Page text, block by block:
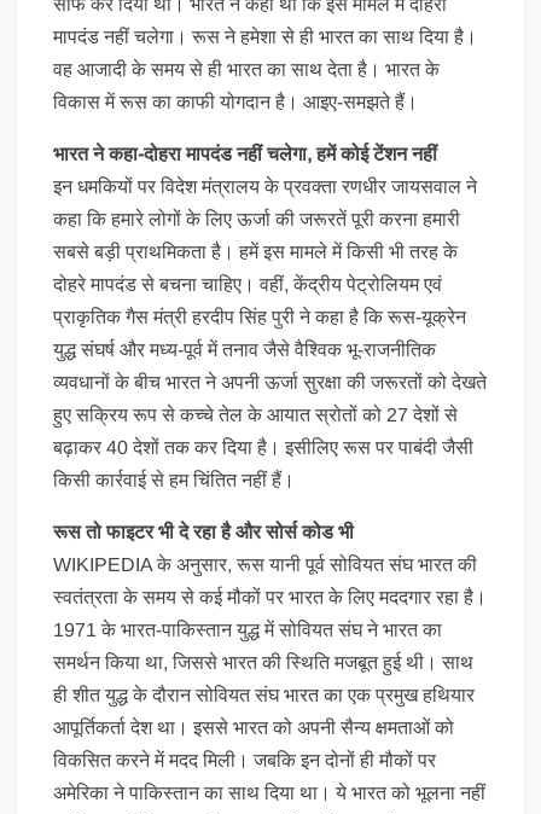
साफ कर दिया था। भारत ने कहा था कि इस मामले में दोहरा
मापदंड नहीं चलेगा। रूस ने हमेशा से ही भारत का साथ दिया है।
वह आजादी के समय से ही भारत का साथ देता है। भारत के
विकास में रूस का काफी योगदान है। आइए-समझते हैं।
भारत ने कहा-दोहरा मापदंड नहीं चलेगा, हमें कोई टेंशन नहीं
इन धमकियों पर विदेश मंत्रालय के प्रवक्ता रणधीर जायसवाल ने
कहा कि हमारे लोगों के लिए ऊर्जा की जरूरतें पूरी करना हमारी
सबसे बड़ी प्राथमिकता है। हमें इस मामले में किसी भी तरह के
दोहरे मापदंड से बचना चाहिए। वहीं, केंद्रीय पेट्रोलियम एवं
प्राकृतिक गैस मंत्री हरदीप सिंह पुरी ने कहा है कि रूस-यूक्रेन
युद्ध संघर्ष और मध्य-पूर्व में तनाव जैसे वैश्विक भू-राजनीतिक
व्यवधानों के बीच भारत ने अपनी ऊर्जा सुरक्षा की जरूरतों को देखते
हुए सक्रिय रूप से कच्चे तेल के आयात स्रोतों को 27 देशों से
बढ़ाकर 40 देशों तक कर दिया है। इसीलिए रूस पर पाबंदी जैसी
किसी कार्रवाई से हम चिंतित नहीं हैं।
रूस तो फाइटर भी दे रहा है और सोर्स कोड भी
WIKIPEDIA के अनुसार, रूस यानी पूर्व सोवियत संघ भारत की
स्वतंत्रता के समय से कई मौकों पर भारत के लिए मददगार रहा है।
1971 के भारत-पाकिस्तान युद्ध में सोवियत संघ ने भारत का
समर्थन किया था, जिससे भारत की स्थिति मजबूत हुई थी। साथ
ही शीत युद्ध के दौरान सोवियत संघ भारत का एक प्रमुख हथियार
आपूर्तिकर्ता देश था। इससे भारत को अपनी सैन्य क्षमताओं को
विकसित करने में मदद मिली। जबकि इन दोनों ही मौकों पर
अमेरिका ने पाकिस्तान का साथ दिया था। ये भारत को भूलना नहीं